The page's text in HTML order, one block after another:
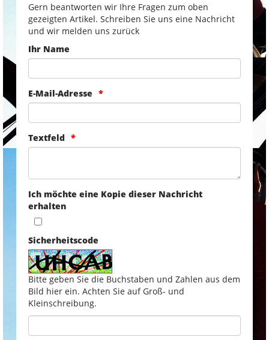
Gern beantworten wir Ihre Fragen zum oben
gezeigten Artikel. Schreiben Sie uns eine Nachricht
und wir melden uns zurück
Ihr Name
E-Mail-Adresse
Textfeld
Ich möchte eine Kopie dieser Nachricht
erhalten
Sicherheitscode
Bitte geben Sie die Buchstaben und Zahlen aus dem
Bild hier ein. Achten Sie auf Groß- und
Kleinschreibung.